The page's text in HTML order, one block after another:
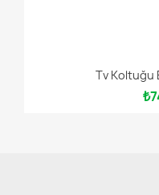
Tv Koltuğu